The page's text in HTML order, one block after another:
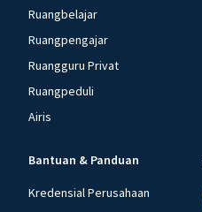
Ruangbelajar
Ruangpengajar
Ruangguru Privat
Ruangpeduli
Airis
Bantuan & Panduan
Kredensial Perusahaan